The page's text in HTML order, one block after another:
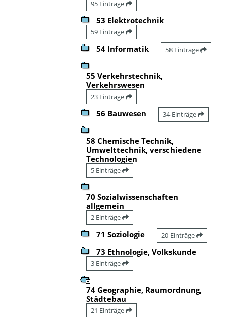
95 Einträge
53 Elektrotechnik
59 Einträge
54 Informatik 58 Einträge
55 Verkehrstechnik,
Verkehrswesen
23 Einträge
56 Bauwesen 34 Einträge
58 Chemische Technik,
Umwelttechnik, verschiedene
Technologien
5 Einträge
70 Sozialwissenschaften
allgemein
2 Einträge
71 Soziologie 20 Einträge
73 Ethnologie, Volkskunde
3 Einträge
74 Geographie, Raumordnung,
Städtebau
21 Einträge